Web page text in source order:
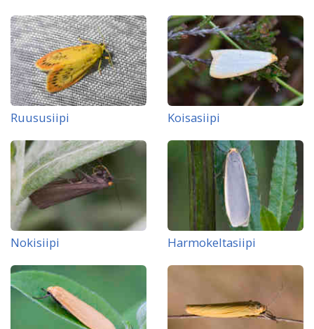
Ruususiipi Koisasiipi
Nokisiipi Harmokeltasiipi